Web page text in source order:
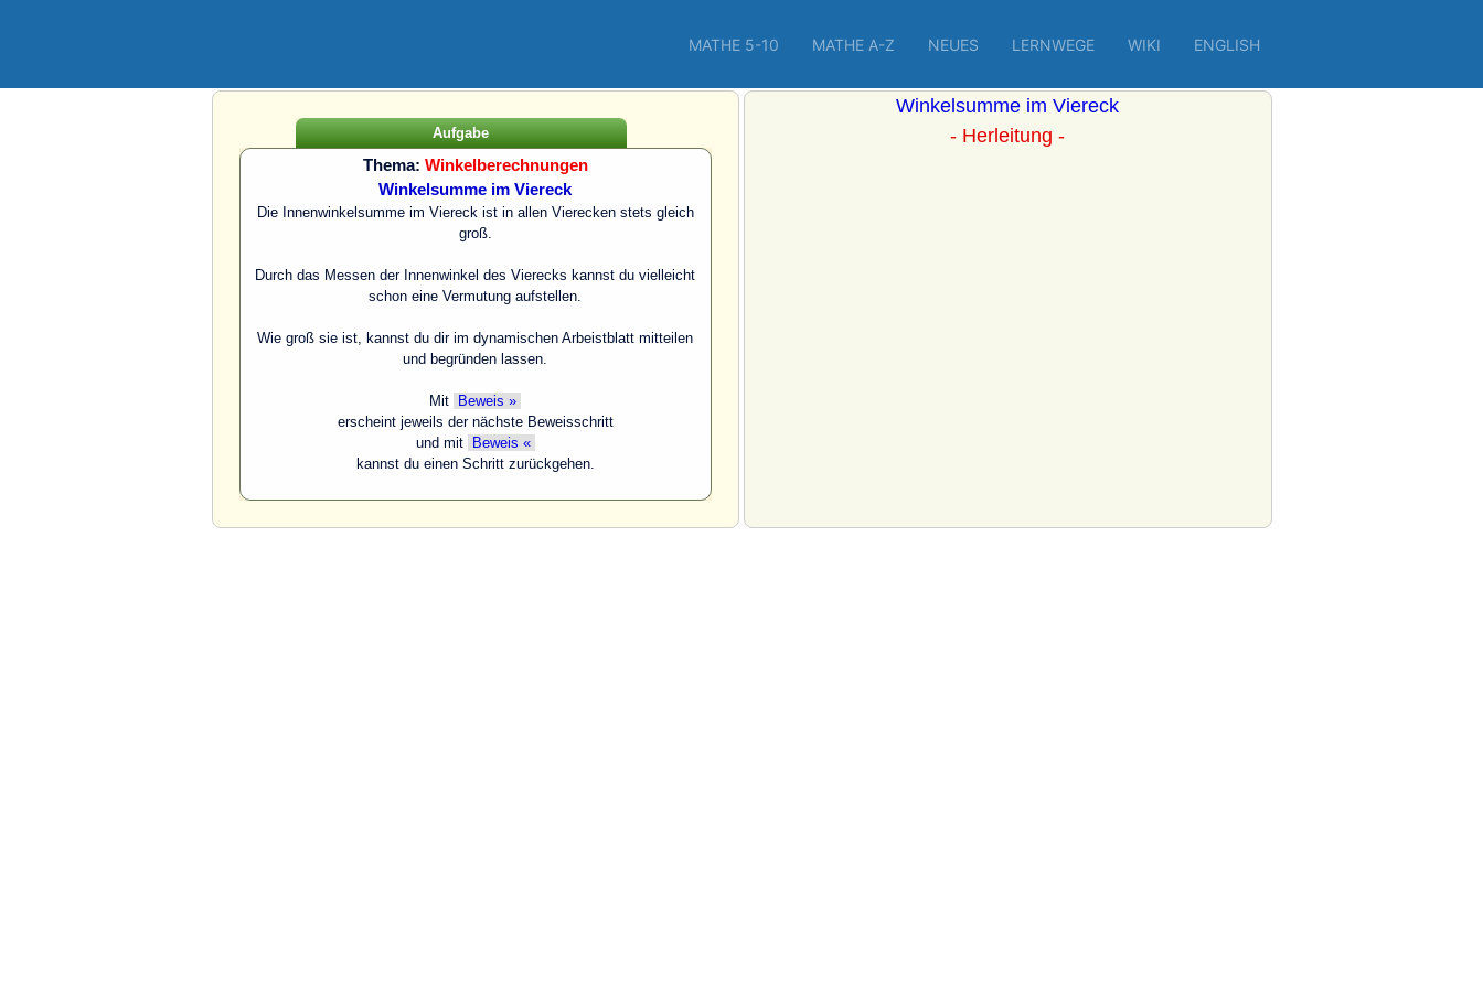
MATHE 5-10 MATHE A-Z NEUES LERNWEGE WIKI ENGLISH
Aufgabe
Thema: Winkelberechnungen
Winkelsumme im Viereck
Die Innenwinkelsumme im Viereck ist in allen Vierecken stets gleich
groß.
Durch das Messen der Innenwinkel des Vierecks kannst du vielleicht
schon eine Vermutung aufstellen.
Wie groß sie ist, kannst du dir im dynamischen Arbeistblatt mitteilen
und begründen lassen.
Mit
Beweis »
erscheint jeweils der nächste Beweisschritt
und mit
Beweis «
kannst du einen Schritt zurückgehen.
Winkelsumme im Viereck
- Herleitung -